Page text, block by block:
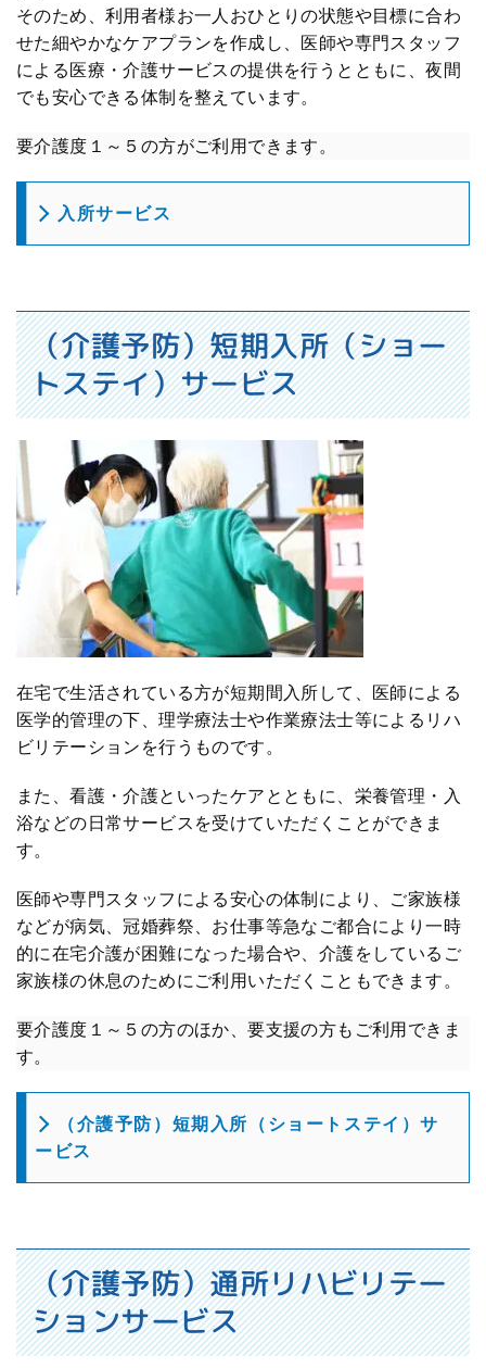
そのため、利用者様お一人おひとりの状態や目標に合わ
せた細やかなケアプランを作成し、医師や専門スタッフ
による医療・介護サービスの提供を行うとともに、夜間
でも安心できる体制を整えています。
要介護度１～５の方がご利用できます。
入所サービス
（介護予防）短期入所（ショー
トステイ）サービス
在宅で生活されている方が短期間入所して、医師による
医学的管理の下、理学療法士や作業療法士等によるリハ
ビリテーションを行うものです。
また、看護・介護といったケアとともに、栄養管理・入
浴などの日常サービスを受けていただくことができま
す。
医師や専門スタッフによる安心の体制により、ご家族様
などが病気、冠婚葬祭、お仕事等急なご都合により一時
的に在宅介護が困難になった場合や、介護をしているご
家族様の休息のためにご利用いただくこともできます。
要介護度１～５の方のほか、要支援の方もご利用できま
す。
（介護予防）短期入所（ショートステイ）サ
ービス
（介護予防）通所リハビリテー
ションサービス